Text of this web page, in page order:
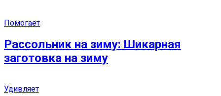
Помогает
Рассольник на зиму: Шикарная
заготовка на зиму
Удивляет